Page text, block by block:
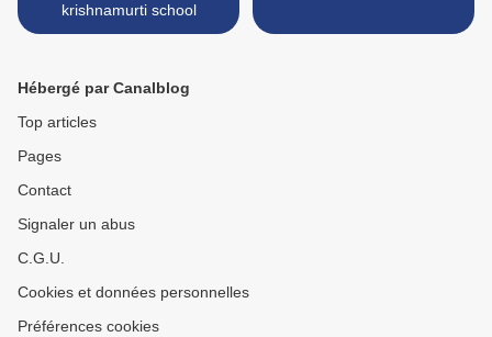
krishnamurti school
Hébergé par Canalblog
Top articles
Pages
Contact
Signaler un abus
C.G.U.
Cookies et données personnelles
Préférences cookies